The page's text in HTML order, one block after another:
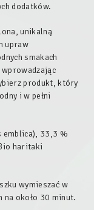
dodatków.
unikalną
upraw
smakach
produkt, który
i w pełni
emblica), 33,3 %
haritaki
wymieszać w
na około 30 minut.